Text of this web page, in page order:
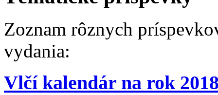
Zoznam rôznych
vydania:
Vlčí kalendár na rok